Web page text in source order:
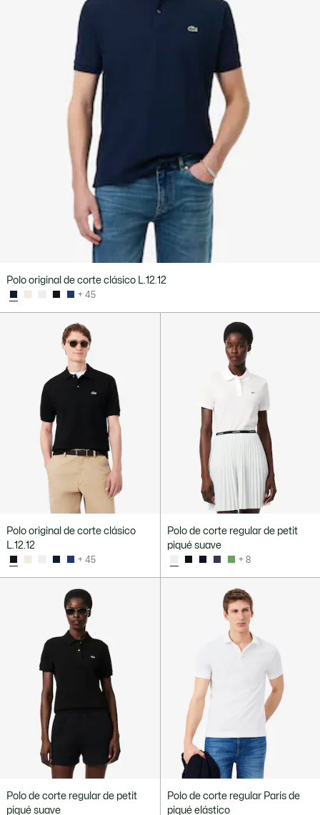
Polo original de corte clásico L.12.12
+ 45
Polo original de corte clásico
L.12.12
+ 45
Polo de corte regular de petit
piqué suave
+ 8
Polo de corte regular de petit
piqué suave
Polo de corte regular Paris de
piqué elástico